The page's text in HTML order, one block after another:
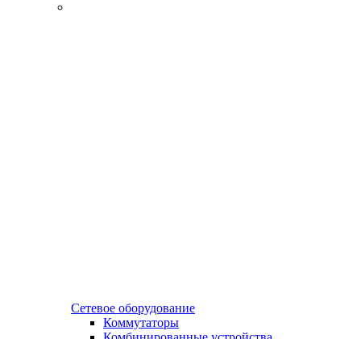
Сетевое оборудование
Коммутаторы